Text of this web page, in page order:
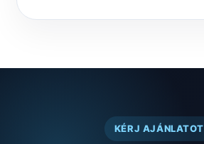
KÉRJ AJÁNLATOT